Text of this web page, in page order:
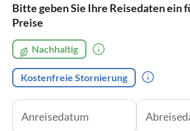
Bitte geben Sie Ihre Reisedaten ein
Preise
Nachhaltig
Kostenfreie Stornierung